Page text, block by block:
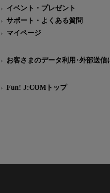
イベント・プレゼント
サポート・よくある質問
マイページ
お客さまのデータ利用･外部送信
Fun! J:COMトップ